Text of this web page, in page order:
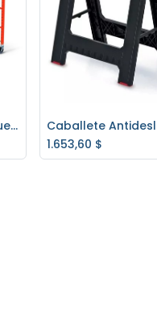
Andamio Equus Con Ruedas Y Frenos P/450Kg. -1,95 Mt. Altura
Agregar al
1.653,60 $